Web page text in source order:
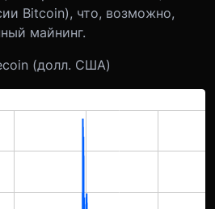
Bitcoin), что, возможно,
майнинг.
(долл. США)